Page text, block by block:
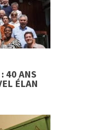
40 ANS
ÉLAN